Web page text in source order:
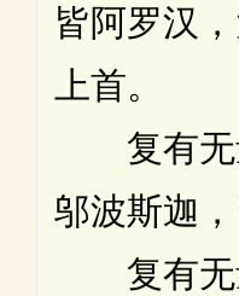
皆阿罗汉
上首。
复有无
邬波斯迦，
复有无